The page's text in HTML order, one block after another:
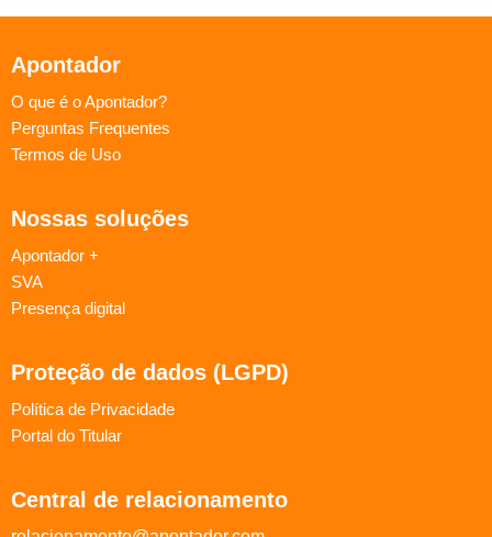
Apontador
O que é o Apontador?
Perguntas Frequentes
Termos de Uso
Nossas soluções
Apontador +
SVA
Presença digital
Proteção de dados (LGPD)
Política de Privacidade
Portal do Titular
Central de relacionamento